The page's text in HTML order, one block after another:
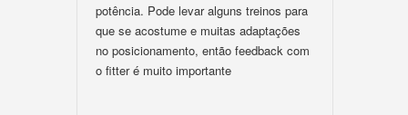
potência. Pode levar alguns treinos para
que se acostume e muitas adaptações
no posicionamento, então feedback com
o fitter é muito importante